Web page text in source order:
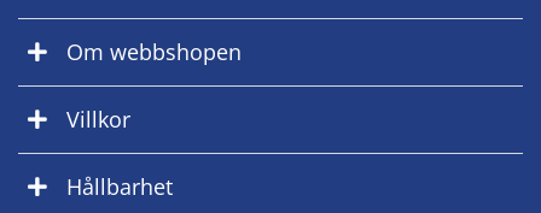
Om webbshopen
Villkor
Hållbarhet